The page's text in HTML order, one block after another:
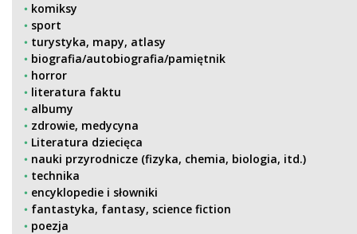
komiksy
sport
turystyka, mapy, atlasy
biografia/autobiografia/pamiętnik
horror
literatura faktu
albumy
zdrowie, medycyna
Literatura dziecięca
nauki przyrodnicze (fizyka, chemia, biologia, itd.)
technika
encyklopedie i słowniki
fantastyka, fantasy, science fiction
poezja